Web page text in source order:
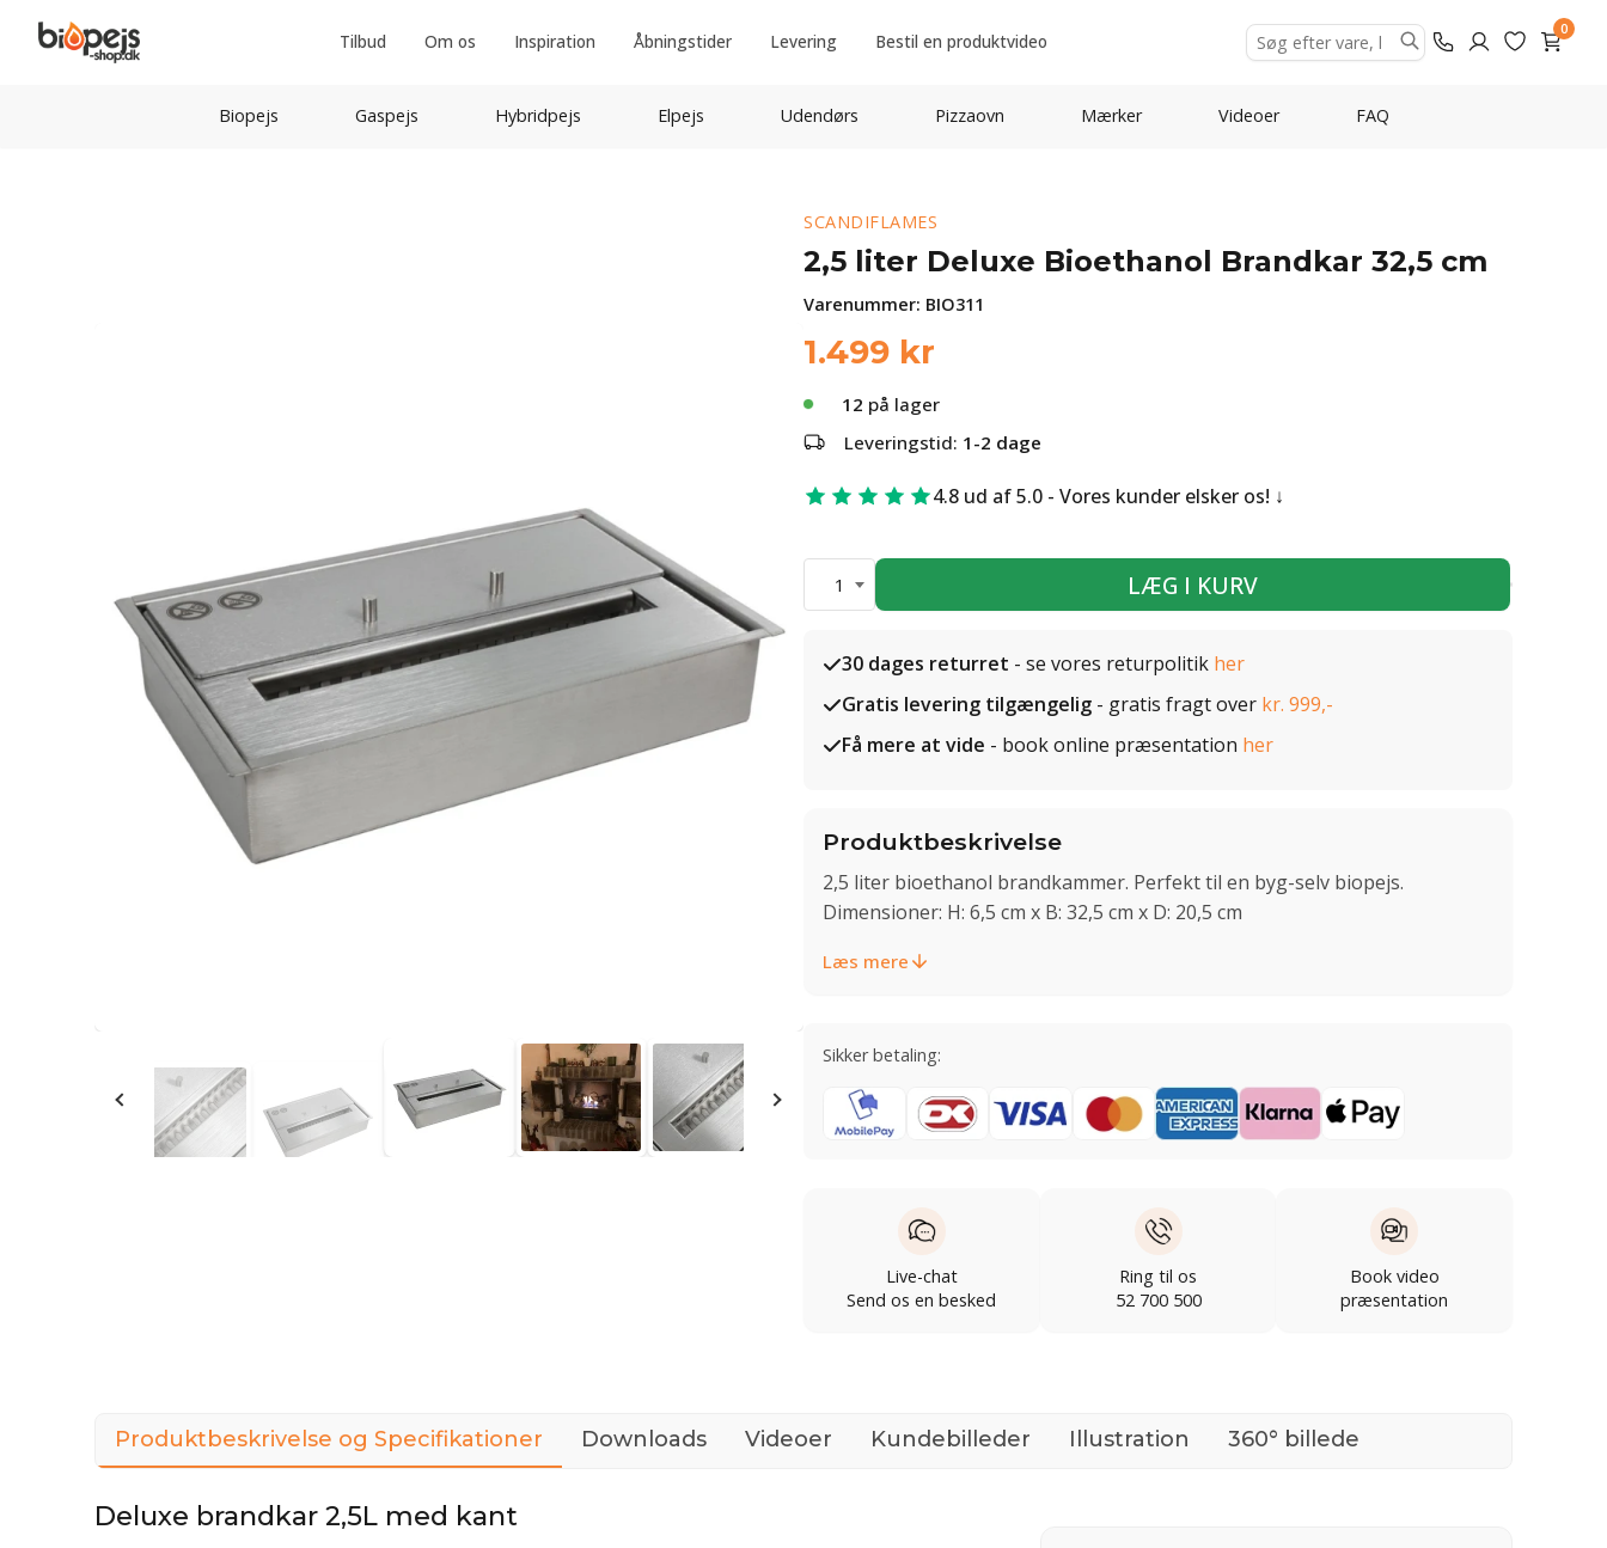
Tilbud Om os Inspiration Åbningstider Levering Bestil en produktvideo
0
Biopejs Gaspejs Hybridpejs Elpejs Udendørs Pizzaovn Mærker Videoer FAQ
SCANDIFLAMES
2,5 liter Deluxe Bioethanol Brandkar 32,5 cm
Varenummer: BIO311
1.499 kr
12 på lager
Leveringstid: 1-2 dage
4.8 ud af 5.0 - Vores kunder elsker os!
1 LÆG I KURV
30 dages returret - se vores returpolitik her
Gratis levering tilgængelig - gratis fragt over kr. 999,-
Få mere at vide - book online præsentation her
Produktbeskrivelse
2,5 liter bioethanol brandkammer. Perfekt til en byg-selv biopejs.
Dimensioner: H: 6,5 cm x B: 32,5 cm x D: 20,5 cm
Læs mere
Sikker betaling:
Live-chat
Send os en besked
Ring til os
52 700 500
Book video
præsentation
Produktbeskrivelse og Specifikationer Downloads Videoer Kundebilleder Illustration 360° billede
Deluxe brandkar 2,5L med kant